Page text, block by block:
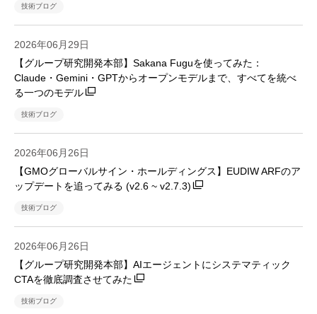
技術ブログ
2026年06月29日
【グループ研究開発本部】Sakana Fuguを使ってみた：
Claude・Gemini・GPTからオープンモデルまで、すべてを統べ
る一つのモデル
技術ブログ
2026年06月26日
【GMOグローバルサイン・ホールディングス】EUDIW ARFのア
ップデートを追ってみる (v2.6 ~ v2.7.3)
技術ブログ
2026年06月26日
【グループ研究開発本部】AIエージェントにシステマティック
CTAを徹底調査させてみた
技術ブログ